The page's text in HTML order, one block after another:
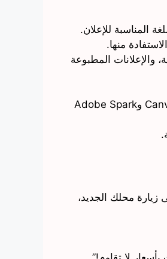
المناسبة للإعلان.
منها.
والإعلانات المطبوعة
استخدام التكنولوجيا: هناك العديد من التطبيقات والأدوات عبر الإنترنت التي يمكن استخدامها لإنشاء إعلانات مبتكرة بسهولة، مثل Canva وAdobe Spark
زيارة محلك الجديد،